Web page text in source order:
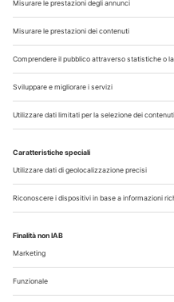
Chi Siamo
Contatti
Note Legali
Privacy
©2026 Edra S.p.a |
| Tel. 02/881841 | Sede
20134 Milano (Italy)
Registrazione Tribunale di
5/05/2022